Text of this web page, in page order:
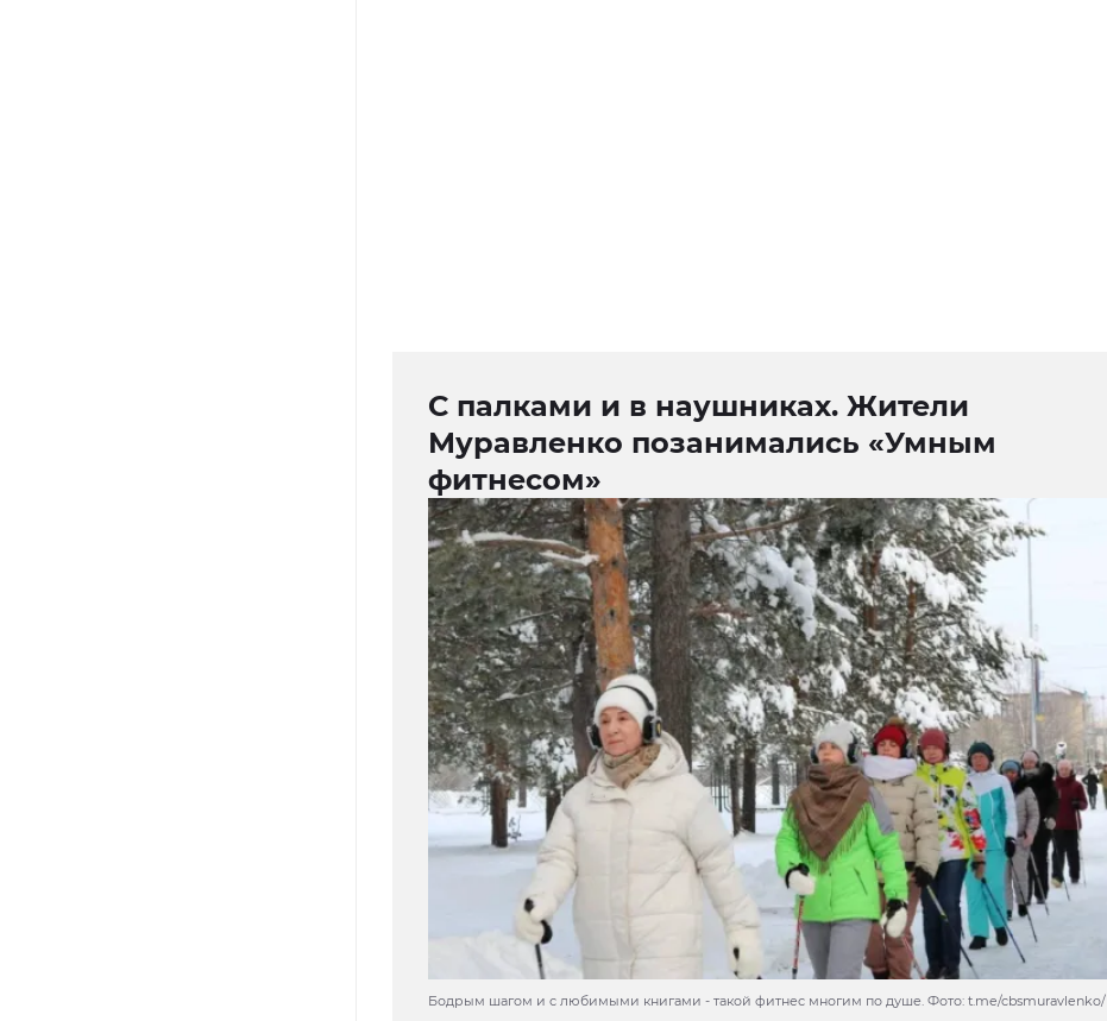
С палками и в наушниках. Жители
Муравленко позанимались «Умным
фитнесом»
Бодрым шагом и с любимыми книгами - такой фитнес многим по душе. Фото: t.me/cbsmuravlenko/